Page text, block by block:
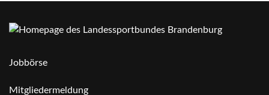
Jobbörse
Mitgliedermeldung